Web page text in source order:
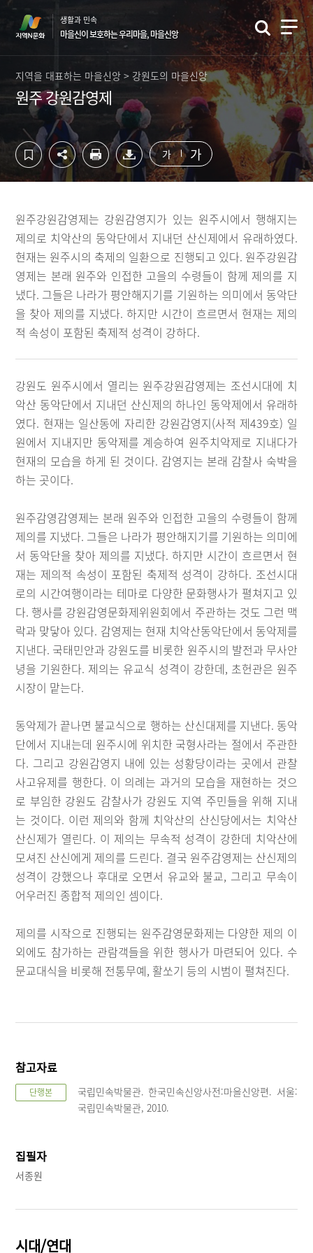
컨
영
바
기
하
역
로
생활과 민속
마을신이 보호하는 우리마을, 마을신앙
지역을 대표하는 마을신앙 > 강원도의 마을신앙
원주 강원감영제
가 가
원주강원감영제는 강원감영지가 있는 원주시에서 행해지는
제의로 치악산의 동악단에서 지내던 산신제에서 유래하였다.
현재는 원주시의 축제의 일환으로 진행되고 있다. 원주강원감
영제는 본래 원주와 인접한 고을의 수령들이 함께 제의를 지
냈다. 그들은 나라가 평안해지기를 기원하는 의미에서 동악단
을 찾아 제의를 지냈다. 하지만 시간이 흐르면서 현재는 제의
적 속성이 포함된 축제적 성격이 강하다.
강원도 원주시에서 열리는 원주강원감영제는 조선시대에 치
악산 동악단에서 지내던 산신제의 하나인 동악제에서 유래하
였다. 현재는 일산동에 자리한 강원감영지(사적 제439호) 일
원에서 지내지만 동악제를 계승하여 원주치악제로 지내다가
현재의 모습을 하게 된 것이다. 감영지는 본래 감찰사 숙박을
하는 곳이다.
원주감영감영제는 본래 원주와 인접한 고을의 수령들이 함께
제의를 지냈다. 그들은 나라가 평안해지기를 기원하는 의미에
서 동악단을 찾아 제의를 지냈다. 하지만 시간이 흐르면서 현
재는 제의적 속성이 포함된 축제적 성격이 강하다. 조선시대
로의 시간여행이라는 테마로 다양한 문화행사가 펼쳐지고 있
다. 행사를 강원감영문화제위원회에서 주관하는 것도 그런 맥
락과 맞닿아 있다. 감영제는 현재 치악산동악단에서 동악제를
지낸다. 국태민안과 강원도를 비롯한 원주시의 발전과 무사안
녕을 기원한다. 제의는 유교식 성격이 강한데, 초헌관은 원주
시장이 맡는다.
동악제가 끝나면 불교식으로 행하는 산신대제를 지낸다. 동악
단에서 지내는데 원주시에 위치한 국형사라는 절에서 주관한
다. 그리고 강원감영지 내에 있는 성황당이라는 곳에서 관찰
사고유제를 행한다. 이 의례는 과거의 모습을 재현하는 것으
로 부임한 강원도 감찰사가 강원도 지역 주민들을 위해 지내
는 것이다. 이런 제의와 함께 치악산의 산신당에서는 치악산
산신제가 열린다. 이 제의는 무속적 성격이 강한데 치악산에
모셔진 산신에게 제의를 드린다. 결국 원주감영제는 산신제의
성격이 강했으나 후대로 오면서 유교와 불교, 그리고 무속이
어우러진 종합적 제의인 셈이다.
제의를 시작으로 진행되는 원주감영문화제는 다양한 제의 이
외에도 참가하는 관람객들을 위한 행사가 마련되어 있다. 수
문교대식을 비롯해 전통무예, 활쏘기 등의 시범이 펼쳐진다.
참고자료
단행본
국립민속박물관. 한국민속신앙사전:마을신앙편. 서울:
국립민속박물관, 2010.
집필자
서종원
시대/연대